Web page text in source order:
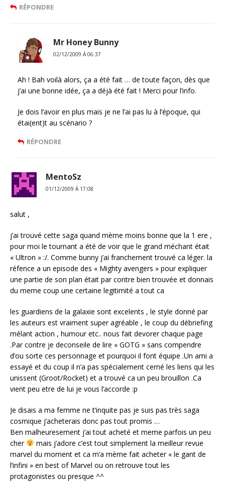
RÉPONDRE
Mr Honey Bunny
02/12/2009 Á 06:37
Ah ! Bah voilà alors, ça a été fait … de toute façon, dès que
j’ai une bonne idée, ça a déjà été fait ! Merci pour l’info.
Je dois l’avoir en plus mais je ne l’ai pas lu à l’époque, qui
étai(ent)t au scénario ?
RÉPONDRE
MentoSz
01/12/2009 Á 17:08
salut ,
j’ai trouvé cette saga quand mème moins bonne que la 1 ere ,
pour moi le tournant a été de voir que le grand méchant était
« Ultron » :/. Comme bunny j’ai franchement trouvé ca léger. la
réfence a un episode des « Mighty avengers » pour expliquer
une partie de son plan était par contre bien trouvée et donnais
du meme coup une certaine legitimité a tout ca
les guardiens de la galaxie sont excelents , le style donné par
les auteurs est vraiment super agréable , le coup du débriefing
mélant action , humour etc.. nous fait devorer chaque page
.Par contre je deconseile de lire « GOTG » sans compendre
d’ou sorte ces personnage et pourquoi il font équipe .Un ami a
essayé et du coup il n’a pas spécialement cerné les liens qui les
unissent (Groot/Rocket) et a trouvé ca un peu brouillon .Ca
vient peu etre de lui je vous l’accorde :p
Je disais a ma femme ne t’inquite pas je suis pas très saga
cosmique j’acheterais donc pas tout promis …
Ben malheuresement j’ai tout acheté et meme parfois un peu
cher
mais j’adore c’est tout simplement la meilleur revue
marvel du moment et ca m’a mème fait acheter « le gant de
l’infini » en best of Marvel ou on retrouve tout les
protagonistes ou presque ^^